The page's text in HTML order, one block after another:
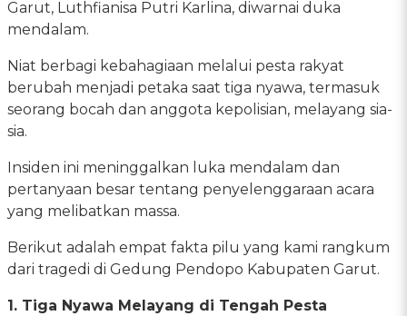
Garut, Luthfianisa Putri Karlina, diwarnai duka
mendalam.
Niat berbagi kebahagiaan melalui pesta rakyat
berubah menjadi petaka saat tiga nyawa, termasuk
seorang bocah dan anggota kepolisian, melayang sia-
sia.
Insiden ini meninggalkan luka mendalam dan
pertanyaan besar tentang penyelenggaraan acara
yang melibatkan massa.
Berikut adalah empat fakta pilu yang kami rangkum
dari tragedi di Gedung Pendopo Kabupaten Garut.
1. Tiga Nyawa Melayang di Tengah Pesta